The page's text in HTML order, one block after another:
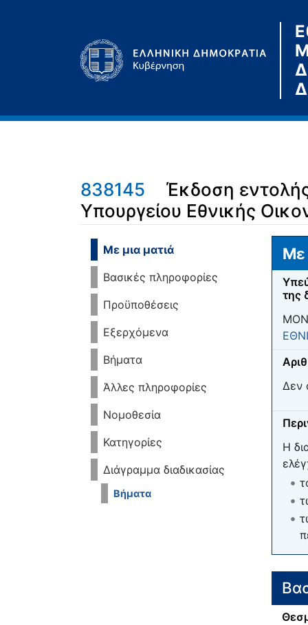
838145
Έκδοση
Υπουργείου Εθνικής
Μετάβαση σε: πλοήγηση
Με μια ματιά
Βασικές πληροφορίες
Προϋποθέσεις
Εξερχόμενα
Βήματα
Άλλες πληροφορίες
Νομοθεσία
Κατηγορίες
Διάγραμμα διαδικασίας
Βήματα
Με
της
Δεν
Η